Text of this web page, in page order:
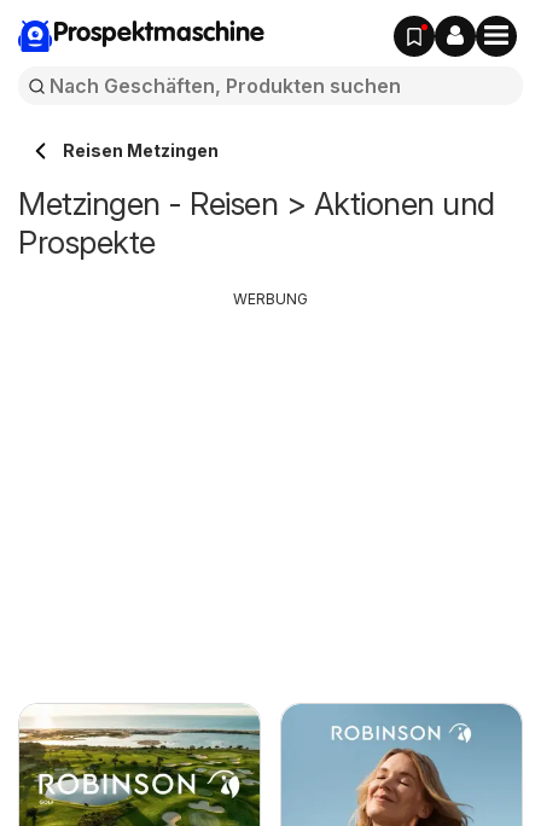
Prospektmaschine
Reisen Metzingen
Metzingen - Reisen > Aktionen und
Prospekte
WERBUNG